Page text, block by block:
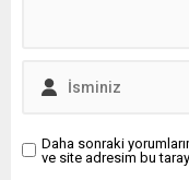
Daha sonraki
ve site adresim bu